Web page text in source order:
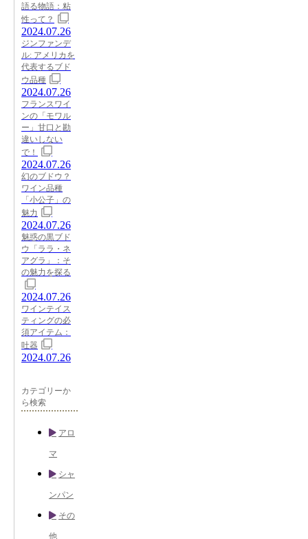
語る物語：粘
性って？
2024.07.26
ジンファンデ
ル: アメリカを
代表するブド
ウ品種
2024.07.26
フランスワイ
ンの「モワル
ー」甘口と勘
違いしない
で！
2024.07.26
幻のブドウ？
ワイン品種
「小公子」の
魅力
2024.07.26
魅惑の黒ブド
ウ「ララ・ネ
アグラ」：そ
の魅力を探る
2024.07.26
ワインテイス
ティングの必
須アイテム：
吐器
2024.07.26
カテゴリーか
ら検索
アロ
マ
シャ
ンパン
その
他